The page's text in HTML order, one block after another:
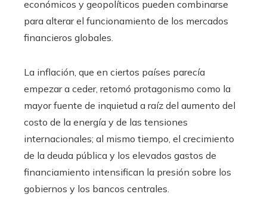
económicos y geopolíticos pueden combinarse
para alterar el funcionamiento de los mercados
financieros globales.
La inflación, que en ciertos países parecía
empezar a ceder, retomó protagonismo como la
mayor fuente de inquietud a raíz del aumento del
costo de la energía y de las tensiones
internacionales; al mismo tiempo, el crecimiento
de la deuda pública y los elevados gastos de
financiamiento intensifican la presión sobre los
gobiernos y los bancos centrales.